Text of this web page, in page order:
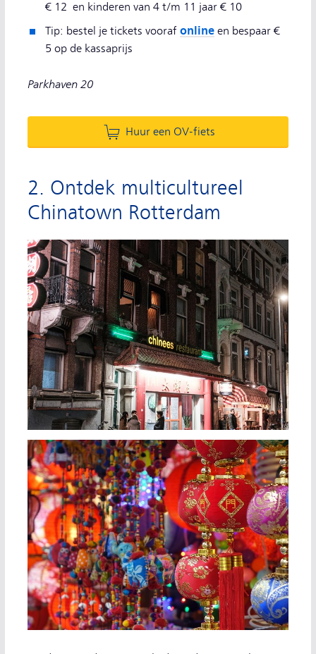
€ 12 en kinderen van 4 t/m 11 jaar € 10
Tip: bestel je tickets vooraf online en bespaar €
5 op de kassaprijs
Parkhaven 20
Huur een OV-fiets
2. Ontdek multicultureel
Chinatown Rotterdam